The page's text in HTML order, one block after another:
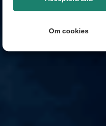
Om cookies